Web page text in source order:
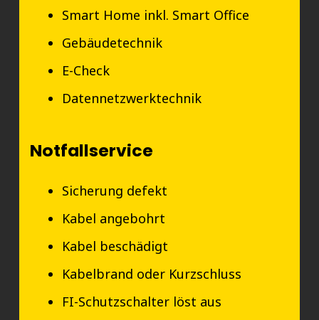
Smart Home inkl. Smart Office
Gebäudetechnik
E-Check
Datennetzwerktechnik
Notfallservice
Sicherung defekt
Kabel angebohrt
Kabel beschädigt
Kabelbrand oder Kurzschluss
FI-Schutzschalter löst aus